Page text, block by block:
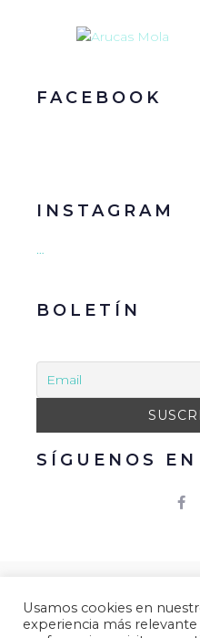
FACEBOOK
INSTAGRAM
…
BOLETÍN
SÍGUENOS EN
© 2021 Gacmark –
Usamos cookies en
experiencia más